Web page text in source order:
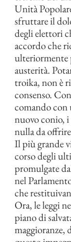
Unità
sfruttare il
degli elettori
accordo che
ulteriormente
austerità.
troika, non è
consenso.
comando con
nuovo conio,
nulla da
Il più grande
corso degli
promulgate
nel
che
Ora, le leggi
piano di
maggioranze,